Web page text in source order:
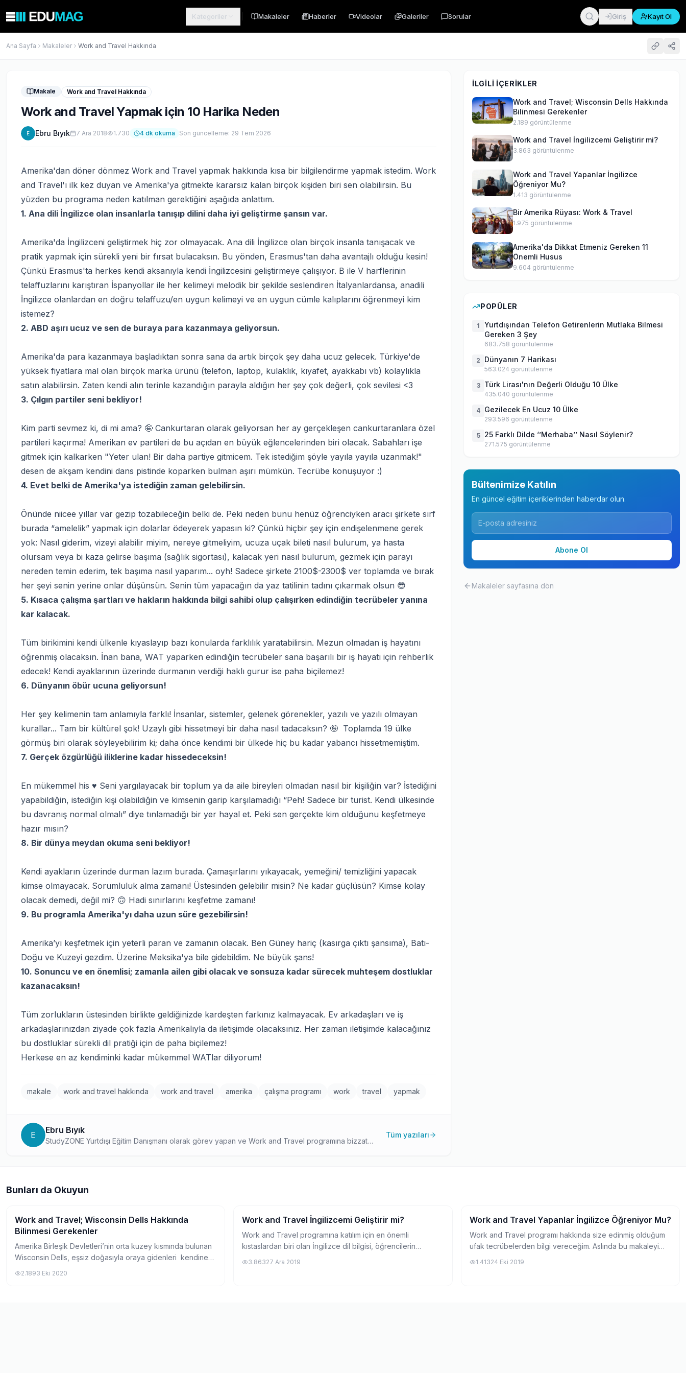
Kategoriler Makaleler Haberler Videolar Galeriler Sorular Giriş Kayıt Ol
Ana Sayfa Makaleler Work and Travel Hakkında
Makale Work and Travel Hakkında
Work and Travel Yapmak için 10 Harika Neden
E Ebru Bıyık 7 Ara 2018 1.730 4 dk okuma Son güncelleme: 29 Tem 2026
Amerika'dan döner dönmez Work and Travel yapmak hakkında kısa bir bilgilendirme yapmak istedim. Work
and Travel'ı ilk kez duyan ve Amerika'ya gitmekte kararsız kalan birçok kişiden biri sen olabilirsin. Bu
yüzden bu programa neden katılman gerektiğini aşağıda anlattım.
1. Ana dili İngilizce olan insanlarla tanışıp dilini daha iyi geliştirme şansın var.
Amerika'da İngilizceni geliştirmek hiç zor olmayacak. Ana dili İngilizce olan birçok insanla tanışacak ve
pratik yapmak için sürekli yeni bir fırsat bulacaksın. Bu yönden, Erasmus'tan daha avantajlı olduğu kesin!
Çünkü Erasmus'ta herkes kendi aksanıyla kendi İngilizcesini geliştirmeye çalışıyor. B ile V harflerinin
telaffuzlarını karıştıran İspanyollar ile her kelimeyi melodik bir şekilde seslendiren İtalyanlardansa, anadili
İngilizce olanlardan en doğru telaffuzu/en uygun kelimeyi ve en uygun cümle kalıplarını öğrenmeyi kim
istemez?
2. ABD aşırı ucuz ve sen de buraya para kazanmaya geliyorsun.
Amerika'da para kazanmaya başladıktan sonra sana da artık birçok şey daha ucuz gelecek. Türkiye'de
yüksek fiyatlara mal olan birçok marka ürünü (telefon, laptop, kulaklık, kıyafet, ayakkabı vb) kolaylıkla
satın alabilirsin. Zaten kendi alın terinle kazandığın parayla aldığın her şey çok değerli, çok sevilesi <3
3. Çılgın partiler seni bekliyor!
Kim parti sevmez ki, di mi ama? 🤪 Cankurtaran olarak geliyorsan her ay gerçekleşen cankurtaranlara özel
partileri kaçırma! Amerikan ev partileri de bu açıdan en büyük eğlencelerinden biri olacak. Sabahları işe
gitmek için kalkarken "Yeter ulan! Bir daha partiye gitmicem. Tek istediğim şöyle yayıla yayıla uzanmak!"
desen de akşam kendini dans pistinde koparken bulman aşırı mümkün. Tecrübe konuşuyor :)
4. Evet belki de Amerika'ya istediğin zaman gelebilirsin.
Önünde niicee yıllar var gezip tozabileceğin belki de. Peki neden bunu henüz öğrenciyken aracı şirkete sırf
burada “amelelik” yapmak için dolarlar ödeyerek yapasın ki? Çünkü hiçbir şey için endişelenmene gerek
yok: Nasıl giderim, vizeyi alabilir miyim, nereye gitmeliyim, ucuza uçak bileti nasıl bulurum, ya hasta
olursam veya bi kaza gelirse başıma (sağlık sigortası), kalacak yeri nasıl bulurum, gezmek için parayı
nereden temin ederim, tek başıma nasıl yaparım... oyh! Sadece şirkete 2100$-2300$ ver toplamda ve bırak
her şeyi senin yerine onlar düşünsün. Senin tüm yapacağın da yaz tatilinin tadını çıkarmak olsun 😎
5. Kısaca çalışma şartları ve hakların hakkında bilgi sahibi olup çalışırken edindiğin tecrübeler yanına
kar kalacak.
Tüm birikimini kendi ülkenle kıyaslayıp bazı konularda farklılık yaratabilirsin. Mezun olmadan iş hayatını
öğrenmiş olacaksın. İnan bana, WAT yaparken edindiğin tecrübeler sana başarılı bir iş hayatı için rehberlik
edecek! Kendi ayaklarının üzerinde durmanın verdiği haklı gurur ise paha biçilemez!
6. Dünyanın öbür ucuna geliyorsun!
Her şey kelimenin tam anlamıyla farklı! İnsanlar, sistemler, gelenek görenekler, yazılı ve yazılı olmayan
kurallar... Tam bir kültürel şok! Uzaylı gibi hissetmeyi bir daha nasıl tadacaksın? 🤪 Toplamda 19 ülke
görmüş biri olarak söyleyebilirim ki; daha önce kendimi bir ülkede hiç bu kadar yabancı hissetmemiştim.
7. Gerçek özgürlüğü iliklerine kadar hissedeceksin!
En mükemmel his ♥️ Seni yargılayacak bir toplum ya da aile bireyleri olmadan nasıl bir kişiliğin var? İstediğini
yapabildiğin, istediğin kişi olabildiğin ve kimsenin garip karşılamadığı “Peh! Sadece bir turist. Kendi ülkesinde
bu davranış normal olmalı” diye tınlamadığı bir yer hayal et. Peki sen gerçekte kim olduğunu keşfetmeye
hazır mısın?
8. Bir dünya meydan okuma seni bekliyor!
Kendi ayakların üzerinde durman lazım burada. Çamaşırlarını yıkayacak, yemeğini/ temizliğini yapacak
kimse olmayacak. Sorumluluk alma zamanı! Üstesinden gelebilir misin? Ne kadar güçlüsün? Kimse kolay
olacak demedi, değil mi? 🙃 Hadi sınırlarını keşfetme zamanı!
9. Bu programla Amerika'yı daha uzun süre gezebilirsin!
Amerika’yı keşfetmek için yeterli paran ve zamanın olacak. Ben Güney hariç (kasırga çıktı şansıma), Batı-
Doğu ve Kuzeyi gezdim. Üzerine Meksika'ya bile gidebildim. Ne büyük şans!
10. Sonuncu ve en önemlisi; zamanla ailen gibi olacak ve sonsuza kadar sürecek muhteşem dostluklar
kazanacaksın!
Tüm zorlukların üstesinden birlikte geldiğinizde kardeşten farkınız kalmayacak. Ev arkadaşları ve iş
arkadaşlarınızdan ziyade çok fazla Amerikalıyla da iletişimde olacaksınız. Her zaman iletişimde kalacağınız
bu dostluklar sürekli dil pratiği için de paha biçilemez!
Herkese en az kendiminki kadar mükemmel WATlar diliyorum!
makale work and travel hakkında work and travel amerika çalışma programı work travel yapmak
E Ebru Bıyık
StudyZONE Yurtdışı Eğitim Danışmanı olarak görev yapan ve Work and Travel programına bizzat
Tüm yazıları
İLGILI İÇERIKLER
Work and Travel; Wisconsin Dells Hakkında
Bilinmesi Gerekenler
2.189 görüntülenme
Work and Travel İngilizcemi Geliştirir mi?
3.863 görüntülenme
Work and Travel Yapanlar İngilizce
Öğreniyor Mu?
1.413 görüntülenme
Bir Amerika Rüyası: Work & Travel
1.975 görüntülenme
Amerika'da Dikkat Etmeniz Gereken 11
Önemli Husus
9.604 görüntülenme
POPÜLER
1
Yurtdışından Telefon Getirenlerin Mutlaka Bilmesi
Gereken 3 Şey
683.758 görüntülenme
2 Dünyanın 7 Harikası
563.024 görüntülenme
3 Türk Lirası'nın Değerli Olduğu 10 Ülke
435.040 görüntülenme
4 Gezilecek En Ucuz 10 Ülke
293.596 görüntülenme
5 25 Farklı Dilde ‘’Merhaba’’ Nasıl Söylenir?
271.575 görüntülenme
Bültenimize Katılın
En güncel eğitim içeriklerinden haberdar olun.
Abone Ol
Makaleler sayfasına dön
Bunları da Okuyun
Work and Travel Hakkında
Work and Travel; Wisconsin Dells Hakkında
Bilinmesi Gerekenler
Amerika Birleşik Devletleri’nin orta kuzey kısmında bulunan
Wisconsin Dells, eşsiz doğasıyla oraya gidenleri kendine
2.1893 Eki 2020
Work and Travel Hakkında
Work and Travel İngilizcemi Geliştirir mi?
Work and Travel programına katılım için en önemli
kıstaslardan biri olan İngilizce dil bilgisi, öğrencilerin
3.86327 Ara 2019
Work and Travel Hakkında
Work and Travel Yapanlar İngilizce Öğreniyor Mu?
Work and Travel programı hakkında size edinmiş olduğum
ufak tecrübelerden bilgi vereceğim. Aslında bu makaleyi
1.41324 Eki 2019